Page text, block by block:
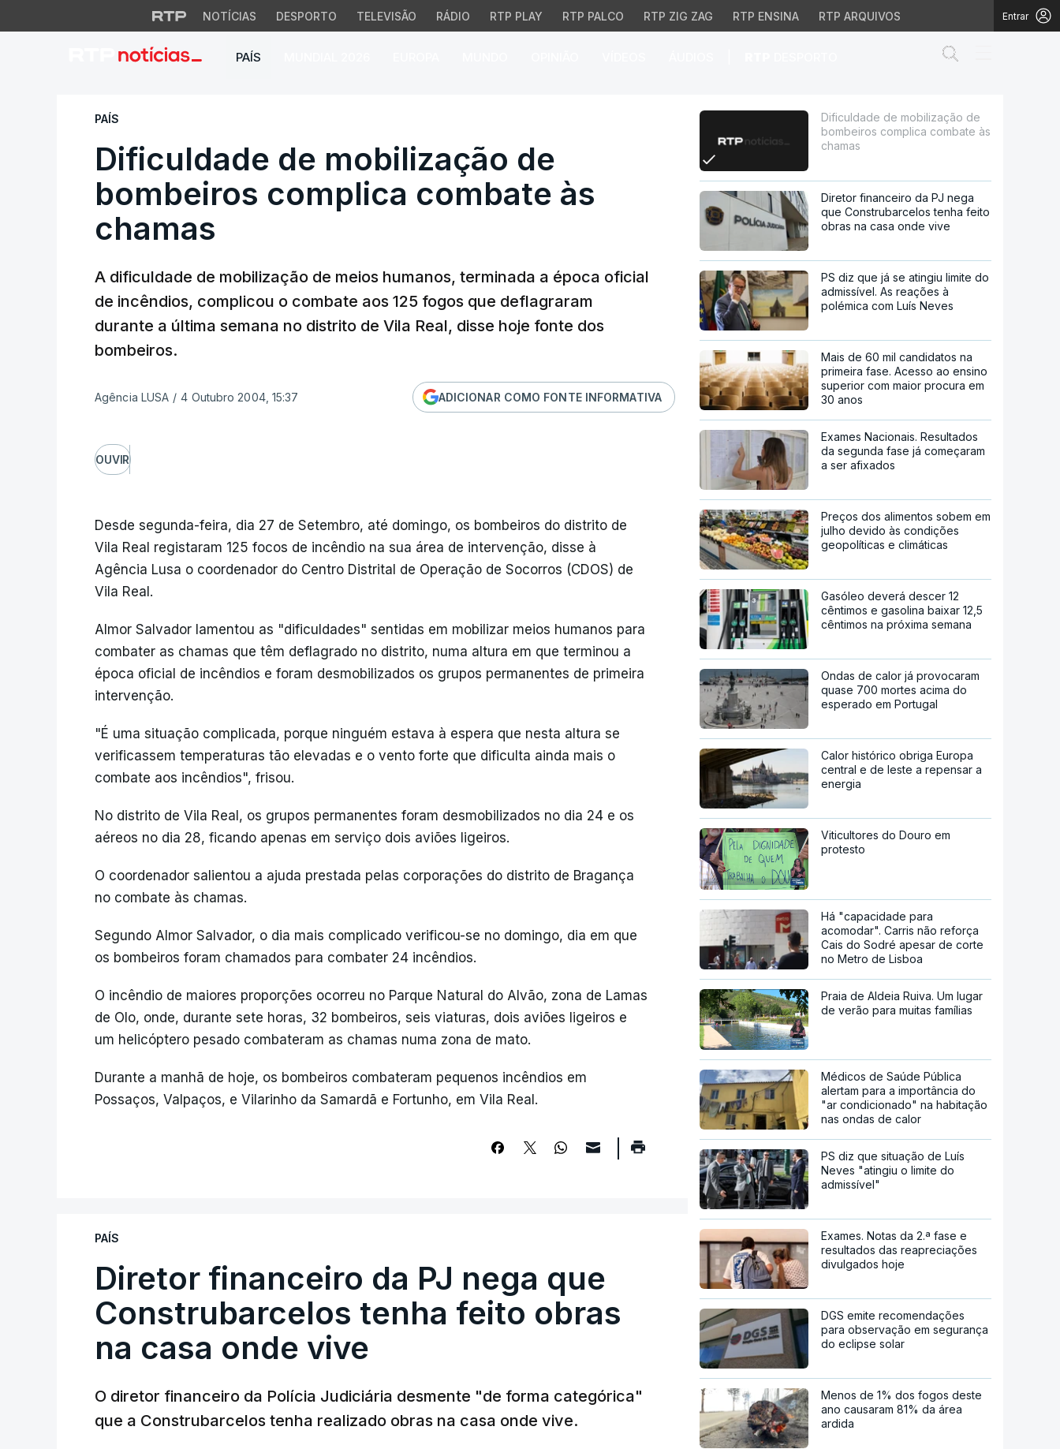
NOTÍCIAS DESPORTO TELEVISÃO RÁDIO RTP PLAY RTP PALCO RTP ZIG ZAG RTP ENSINA RTP ARQUIVOS Entrar
PAÍS
Dificuldade de mobilização de bombeiros complica combate às
PAÍS
Dificuldade de mobilização de
bombeiros complica combate às
chamas
A dificuldade de mobilização de meios humanos, terminada a época oficial
de incêndios, complicou o combate aos 125 fogos que deflagraram
durante a última semana no distrito de Vila Real, disse hoje fonte dos
bombeiros.
Agência LUSA / 4 Outubro 2004, 15:37 ADICIONAR COMO FONTE INFORMATIVA
OUVIR
Desde segunda-feira, dia 27 de Setembro, até domingo, os bombeiros do distrito de
Vila Real registaram 125 focos de incêndio na sua área de intervenção, disse à
Agência Lusa o coordenador do Centro Distrital de Operação de Socorros (CDOS) de
Vila Real.
Almor Salvador lamentou as "dificuldades" sentidas em mobilizar meios humanos para
combater as chamas que têm deflagrado no distrito, numa altura em que terminou a
época oficial de incêndios e foram desmobilizados os grupos permanentes de primeira
intervenção.
"É uma situação complicada, porque ninguém estava à espera que nesta altura se
verificassem temperaturas tão elevadas e o vento forte que dificulta ainda mais o
combate aos incêndios", frisou.
No distrito de Vila Real, os grupos permanentes foram desmobilizados no dia 24 e os
aéreos no dia 28, ficando apenas em serviço dois aviões ligeiros.
O coordenador salientou a ajuda prestada pelas corporações do distrito de Bragança
no combate às chamas.
Segundo Almor Salvador, o dia mais complicado verificou-se no domingo, dia em que
os bombeiros foram chamados para combater 24 incêndios.
O incêndio de maiores proporções ocorreu no Parque Natural do Alvão, zona de Lamas
de Olo, onde, durante sete horas, 32 bombeiros, seis viaturas, dois aviões ligeiros e
um helicóptero pesado combateram as chamas numa zona de mato.
Durante a manhã de hoje, os bombeiros combateram pequenos incêndios em
Possaços, Valpaços, e Vilarinho da Samardã e Fortunho, em Vila Real.
PAÍS
Diretor financeiro da PJ nega que
Construbarcelos tenha feito obras
na casa onde vive
O diretor financeiro da Polícia Judiciária desmente "de forma categórica"
que a Construbarcelos tenha realizado obras na casa onde vive.
Dificuldade de mobilização de
bombeiros complica combate às
chamas
Diretor financeiro da PJ nega
que Construbarcelos tenha feito
obras na casa onde vive
PS diz que já se atingiu limite do
admissível. As reações à
polémica com Luís Neves
Mais de 60 mil candidatos na
primeira fase. Acesso ao ensino
superior com maior procura em
30 anos
Exames Nacionais. Resultados
da segunda fase já começaram
a ser afixados
Preços dos alimentos sobem em
julho devido às condições
geopolíticas e climáticas
Gasóleo deverá descer 12
cêntimos e gasolina baixar 12,5
cêntimos na próxima semana
Ondas de calor já provocaram
quase 700 mortes acima do
esperado em Portugal
Calor histórico obriga Europa
central e de leste a repensar a
energia
Viticultores do Douro em
protesto
Há "capacidade para
acomodar". Carris não reforça
Cais do Sodré apesar de corte
no Metro de Lisboa
Praia de Aldeia Ruiva. Um lugar
de verão para muitas famílias
Médicos de Saúde Pública
alertam para a importância do
"ar condicionado" na habitação
nas ondas de calor
PS diz que situação de Luís
Neves "atingiu o limite do
admissível"
Exames. Notas da 2.ª fase e
resultados das reapreciações
divulgados hoje
DGS emite recomendações
para observação em segurança
do eclipse solar
Menos de 1% dos fogos deste
ano causaram 81% da área
ardida